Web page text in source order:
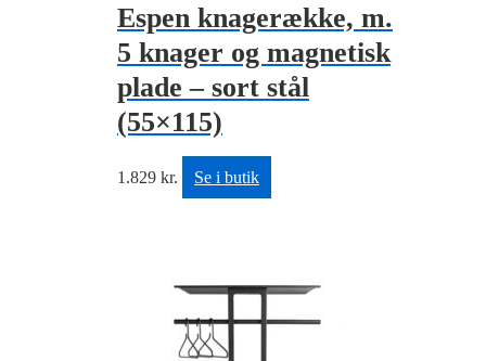
Espen knagerække, m.
5 knager og magnetisk
plade – sort stål
(55×115)
1.829 kr. Se i butik